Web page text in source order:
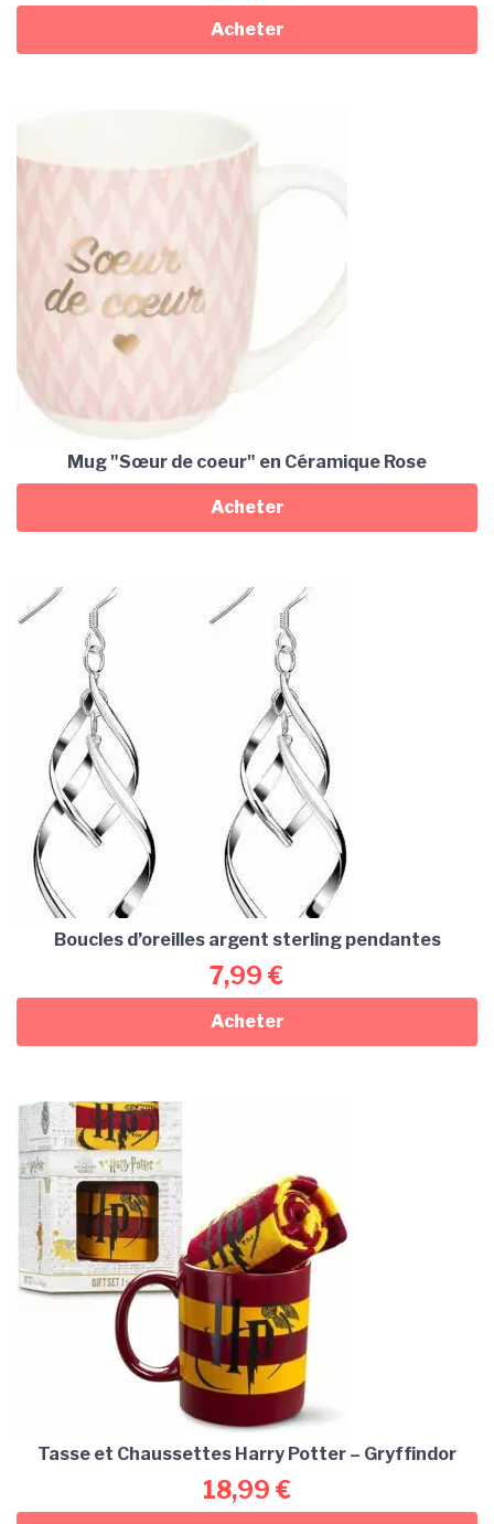
Acheter
Mug "Sœur de coeur" en Céramique Rose
Acheter
Boucles d’oreilles argent sterling pendantes
7,99 €
Acheter
Tasse et Chaussettes Harry Potter – Gryffindor
18,99 €